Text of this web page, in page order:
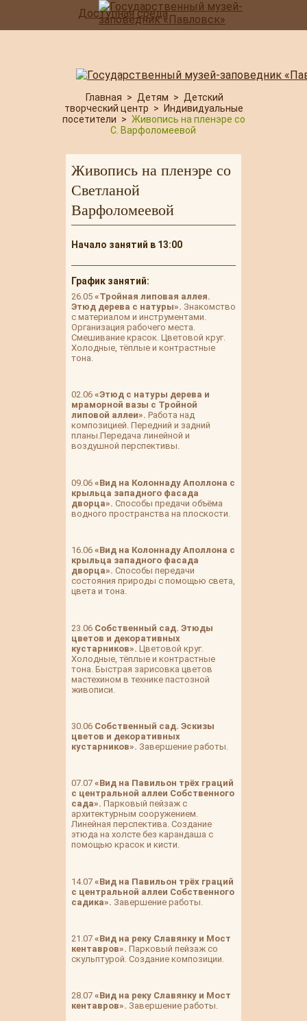
Доступная среда
Главная > Детям > Детский
творческий центр >
Индивидуальные
посетители > Живопись на пленэре со
С. Варфоломеевой
Живопись на пленэре со
Светланой
Варфоломеевой
Начало занятий в 13:00
График занятий:
26.05 «Тройная липовая аллея.
Этюд дерева с натуры». Знакомство
с материалом и инструментами.
Организация рабочего места.
Смешивание красок. Цветовой круг.
Холодные, тёплые и контрастные
тона.
02.06 «Этюд с натуры дерева и
мраморной вазы с Тройной
липовой аллеи». Работа над
композицией. Передний и задний
планы.Передача линейной и
воздушной перспективы.
09.06 «Вид на Колоннаду Аполлона с
крыльца западного фасада
дворца». Способы предачи объёма
водного пространства на плоскости.
16.06 «Вид на Колоннаду Аполлона с
крыльца западного фасада
дворца». Способы передачи
состояния природы с помощью света,
цвета и тона.
23.06 Собственный сад. Этюды
цветов и декоративных
кустарников». Цветовой круг.
Холодные, тёплые и контрастные
тона. Быстрая зарисовка цветов
мастехином в технике пастозной
живописи.
30.06 Собственный сад. Эскизы
цветов и декоративных
кустарников». Завершение работы.
07.07 «Вид на Павильон трёх граций
с центральной аллеи Собственного
сада». Парковый пейзаж с
архитектурным сооружением.
Линейная перспектива. Создание
этюда на холсте без карандаша с
помощью красок и кисти.
14.07 «Вид на Павильон трёх граций
с центральной аллеи Собственного
садика». Завершение работы.
21.07 «Вид на реку Славянку и Мост
кентавров». Парковый пейзаж со
скульптурой. Создание композиции.
28.07 «Вид на реку Славянку и Мост
кентавров». Завершение работы.